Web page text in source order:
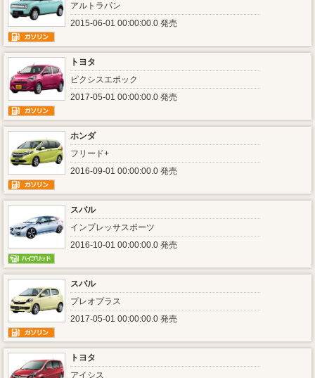
アルトラパン
2015-06-01 00:00:00.0 発売
トヨタ
ピクシスエポック
2017-05-01 00:00:00.0 発売
ホンダ
フリード+
2016-09-01 00:00:00.0 発売
スバル
インプレッサスポーツ
2016-10-01 00:00:00.0 発売
スバル
プレオプラス
2017-05-01 00:00:00.0 発売
トヨタ
アイシス